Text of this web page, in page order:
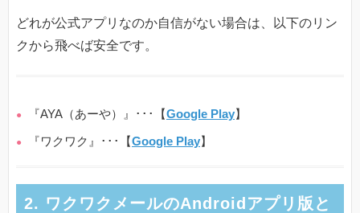
どれが公式アプリなのか自信がない場合は、以下のリン
クから飛べば安全です。
『AYA（あーや）』･･･【Google Play】
『ワクワク』･･･【Google Play】
2. ワクワクメールのAndroidアプリ版と